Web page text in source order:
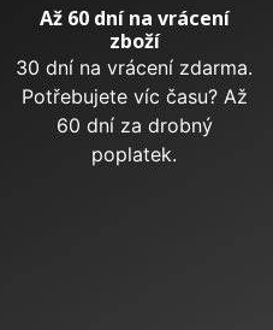
Až 60 dní na vrácení
zboží
30 dní na vrácení zdarma.
Potřebujete víc času? Až
60 dní za drobný
poplatek.